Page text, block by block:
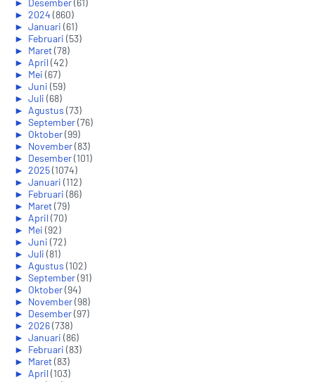
► Desember(61)
► 2024 (860)
► Januari (61)
► Februari (53)
► Maret(78)
► April(42)
► Mei (67)
► Juni (59)
► Juli (68)
► Agustus (73)
► September(76)
► Oktober(99)
► November(83)
► Desember(101)
► 2025(1074)
► Januari (112)
► Februari (86)
► Maret(79)
► April(70)
► Mei (92)
► Juni (72)
► Juli (81)
► Agustus (102)
► September(91)
► Oktober(94)
► November(98)
► Desember(97)
► 2026(738)
► Januari (86)
► Februari (83)
► Maret(83)
► April(103)